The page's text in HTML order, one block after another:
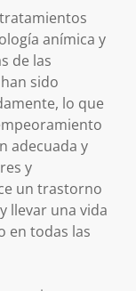
anímica y
de las
sido
lo que
adecuada y
y
un trastorno
llevar una vida
en todas las